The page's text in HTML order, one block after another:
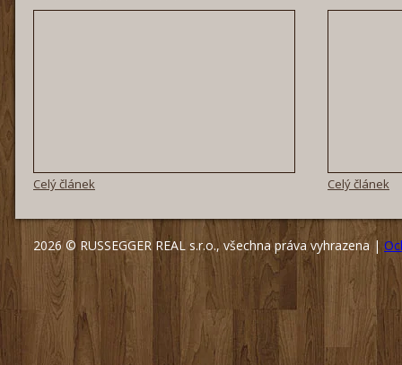
Celý článek Celý článek
2026 © RUSSEGGER REAL s.r.o., všechna práva vyhrazena |